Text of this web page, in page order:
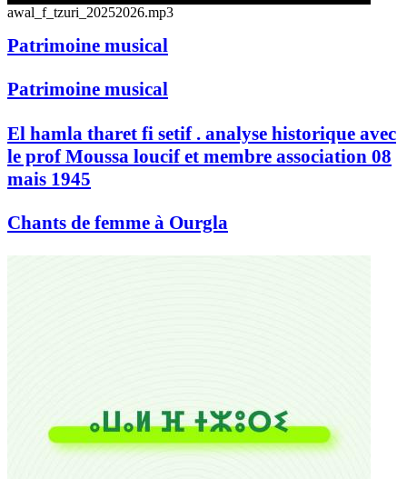
awal_f_tzuri_20252026.mp3
Patrimoine musical
Patrimoine musical
El hamla tharet fi setif . analyse historique avec
le prof Moussa loucif et membre association 08
mais 1945
Chants de femme à Ourgla